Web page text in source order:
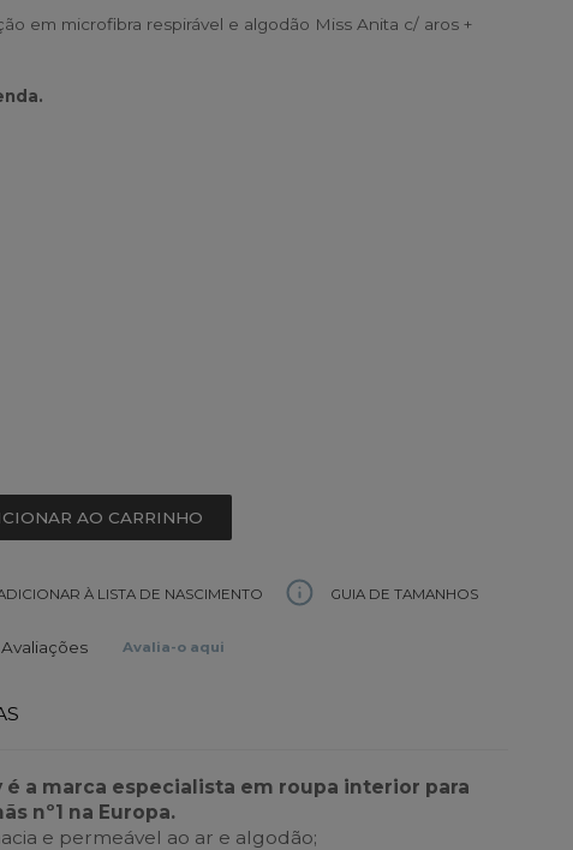
em microfibra respirável e algodão Miss Anita c/ aros +
AO CARRINHO
À LISTA DE NASCIMENTO GUIA DE TAMANHOS
Avalia-o aqui
a marca especialista em roupa interior para
nº1 na Europa.
e permeável ao ar e algodão;